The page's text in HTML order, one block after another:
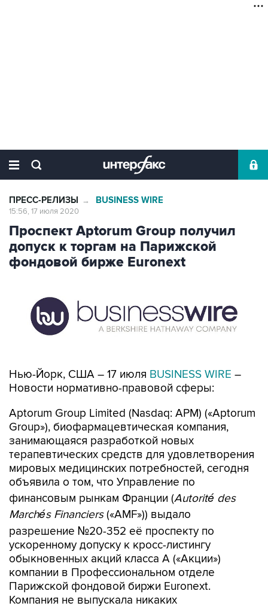
ПРЕСС-РЕЛИЗЫ → BUSINESS WIRE
15:56, 17 июля 2020
Проспект Aptorum Group получил
допуск к торгам на Парижской
фондовой бирже Euronext
Нью-Йорк, США – 17 июля BUSINESS WIRE –
Новости нормативно-правовой сферы:
Aptorum Group Limited (Nasdaq: APM) («Aptorum
Group»), биофармацевтическая компания,
занимающаяся разработкой новых
терапевтических средств для удовлетворения
мировых медицинских потребностей, сегодня
объявила о том, что Управление по
финансовым рынкам Франции (Autorité des
Marchés Financiers(«AMF»)) выдало
разрешение №20-352 её проспекту по
ускоренному допуску к кросс-листингу
обыкновенных акций класса А («Акции»)
компании в Профессиональном отделе
Парижской фондовой биржи Euronext.
Компания не выпускала никаких